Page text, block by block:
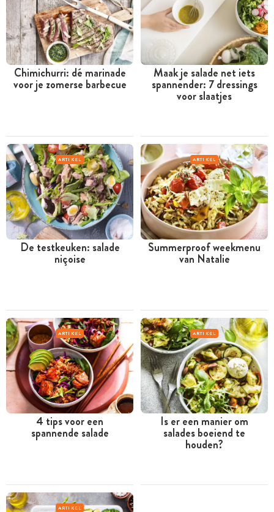
Chimichurri: dé marinade
voor je zomerse barbecue
Maak je salade net iets
spannender: 7 dressings
voor slaatjes
ARTIKEL
De testkeuken: salade
niçoise
ARTIKEL
Summerproof weekmenu
van Natalie
ARTIKEL
4 tips voor een
spannende salade
ARTIKEL
Is er een manier om
salades boeiend te
houden?
ARTIKEL